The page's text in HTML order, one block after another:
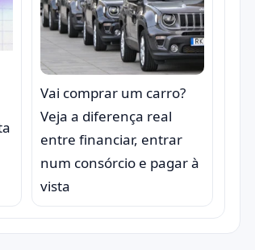
Vai comprar um carro?
Veja a diferença real
entre financiar, entrar
num consórcio e pagar à
vista